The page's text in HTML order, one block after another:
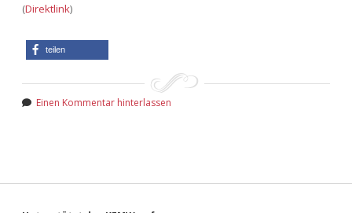
(Direktlink)
teilen
Einen Kommentar hinterlassen